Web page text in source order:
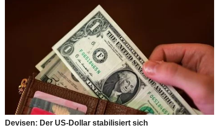
Devisen: Der US-Dollar stabilisiert sich